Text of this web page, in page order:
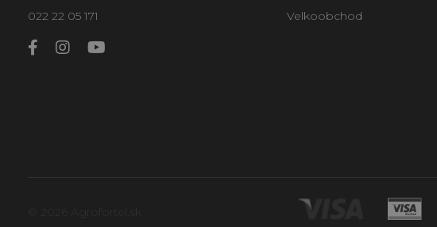
022 22 05 171
Velkoobchod